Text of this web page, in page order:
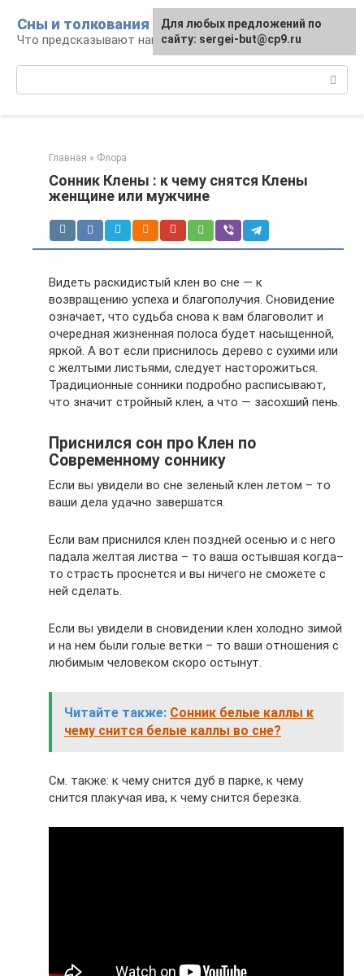
контенту
Сны и толкования
Что предсказывают нам наши сны
Главная » Флора
Сонник Клены : к чему снятся Клены
женщине или мужчине
Видеть раскидистый клен во сне — к
возвращению успеха и благополучия. Сновидение
означает, что судьба снова к вам благоволит и
очередная жизненная полоса будет насыщенной,
яркой. А вот если приснилось дерево с сухими или
с желтыми листьями, следует насторожиться.
Традиционные сонники подробно расписывают,
что значит стройный клен, а что — засохший пень.
Приснился сон про Клен по
Современному соннику
Если вы увидели во сне зеленый клен летом – то
ваши дела удачно завершатся.
Если вам приснился клен поздней осенью и с него
падала желтая листва – то ваша остывшая когда–
то страсть проснется и вы ничего не сможете с
ней сделать.
Если вы увидели в сновидении клен холодно зимой
и на нем были голые ветки – то ваши отношения с
любимым человеком скоро остынут.
Читайте также: Сонник белые каллы к
чему снится белые каллы во сне?
См. также: к чему снится дуб в парке, к чему
снится плакучая ива, к чему снится березка.
Для любых предложений по
сайту: sergei-but@cp9.ru